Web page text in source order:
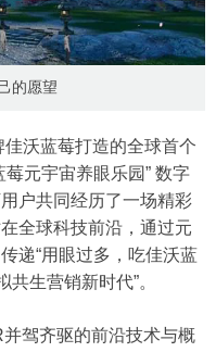
的愿望
沃蓝莓打造的全球首个
元宇宙养眼乐园” 数字
户共同经历了一场精彩
全球科技前沿，通过元
递“用眼过多，吃佳沃蓝
生营销新时代”。
驾齐驱的前沿技术与概